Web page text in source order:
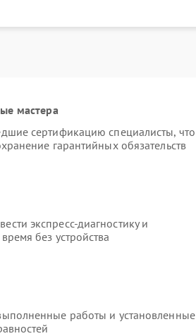
мастера
сертификацию специалисты, что
гарантийных обязательств
экспресс-диагностику и
без устройства
работы и установленные